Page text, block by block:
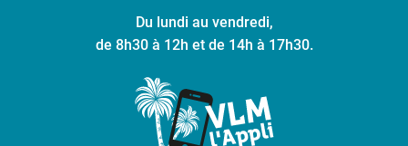
Du lundi au vendredi,
de 8h30 à 12h et de 14h à 17h30.